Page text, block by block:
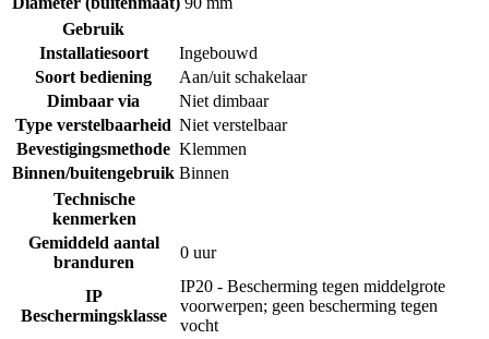
Gebruik
Installatiesoort
Ingebouwd
Soort bediening
Aan/uit schakelaar
Dimbaar via
Niet dimbaar
Type verstelbaarheid Niet verstelbaar
Bevestigingsmethode Klemmen
Binnen/buitengebruik Binnen
Technische
kenmerken
Gemiddeld aantal
branduren
0 uur
IP
Beschermingsklasse
IP20 - Bescherming tegen middelgrote
voorwerpen; geen bescherming tegen
vocht